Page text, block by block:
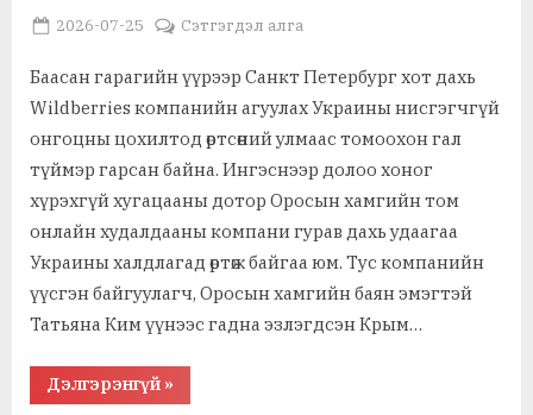
Posted
2026-07-25 By
MGL . SOCIAL
Сэтгэгдэл алга
Баасан гарагийн үүрээр Санкт Петербург хот дахь
Wildberries компанийн агуулах Украины нисгэгчгүй
онгоцны цохилтод өртсөний улмаас томоохон гал
түймэр гарсан байна. Ингэснээр долоо хоног
хүрэхгүй хугацааны дотор Оросын хамгийн том
онлайн худалдааны компани гурав дахь удаагаа
Украины халдлагад өртөж байгаа юм. Тус компанийн
үүсгэн байгуулагч, Оросын хамгийн баян эмэгтэй
Татьяна Ким үүнээс гадна эзлэгдсэн Крым…
Дэлгэрэнгүй“Санкт
Петербург
»